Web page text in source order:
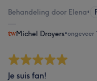
Behandeling door Elena•
Michel Droyers•ongeveer
Je suis fan!